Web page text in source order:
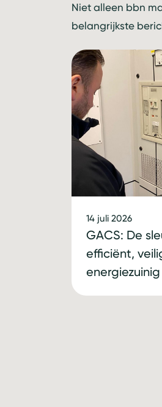
Niet alleen bbn
belangrijkste
14 juli 2026
GACS: De
efficiënt,